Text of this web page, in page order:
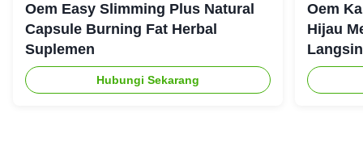
Oem Easy Slimming Plus Natural
Capsule Burning Fat Herbal
Suplemen
Hubungi Sekarang
Oem
Hijau